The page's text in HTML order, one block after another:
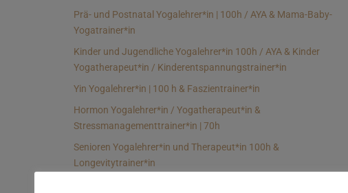
Prä- und Postnatal Yogalehrer*in | 100h / AYA & Mama-Baby-
Yogatrainer*in
Kinder und Jugendliche Yogalehrer*in 100h / AYA & Kinder
Yogatherapeut*in / Kinderentspannungstrainer*in
Yin Yogalehrer*in | 100 h & Faszientrainer*in
Hormon Yogalehrer*in / Yogatherapeut*in &
Stressmanagementtrainer*in | 70h
Senioren Yogalehrer*in und Therapeut*in 100h &
Longevitytrainer*in